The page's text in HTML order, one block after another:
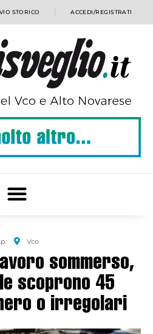
STORICO ACCEDI/REGISTRATI
Vco
sommerso,
scoprono 45
o irregolari